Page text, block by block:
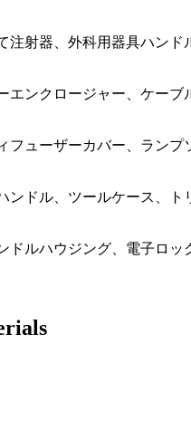
注射器、外科用器具ハンド
エンクロージャー、ケー
フューザーカバー、ランプ
ンドル、ツールケース、ト
ドルハウジング、電子ロ